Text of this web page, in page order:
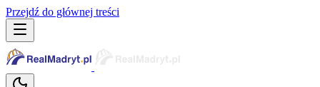
Przejdź do głównej treści